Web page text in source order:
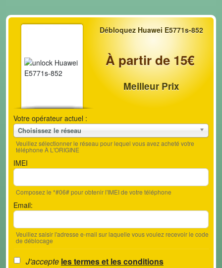
Débloquez Huawei E5771s-852
À partir de 15€
Meilleur Prix
Votre opérateur actuel :
Choisissez le réseau
Veuillez sélectionner le réseau pour lequel vous avez acheté votre
téléphone À L'ORIGINE
IMEI
Composez le *#06# pour obtenir l'IMEI de votre téléphone
Email:
Veuillez saisir l'adresse e-mail sur laquelle vous voulez recevoir le code
de déblocage
J'accepte les termes et les conditions